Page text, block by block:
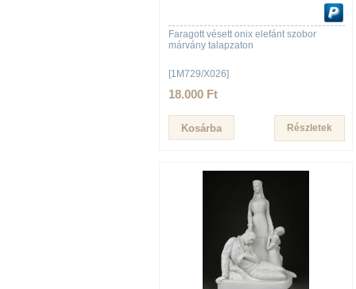
Faragott vésett onix elefánt szobor
márvány talapzaton
[1M729/X026]
18.000 Ft
Részletek